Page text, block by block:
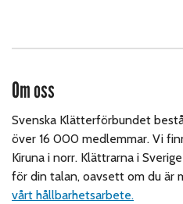
Om oss
Svenska Klätterförbundet
över 16 000 medlemmar. Vi
Kiruna i norr. Klättrarna i
för din talan, oavsett om du är
vårt hållbarhetsarbete.